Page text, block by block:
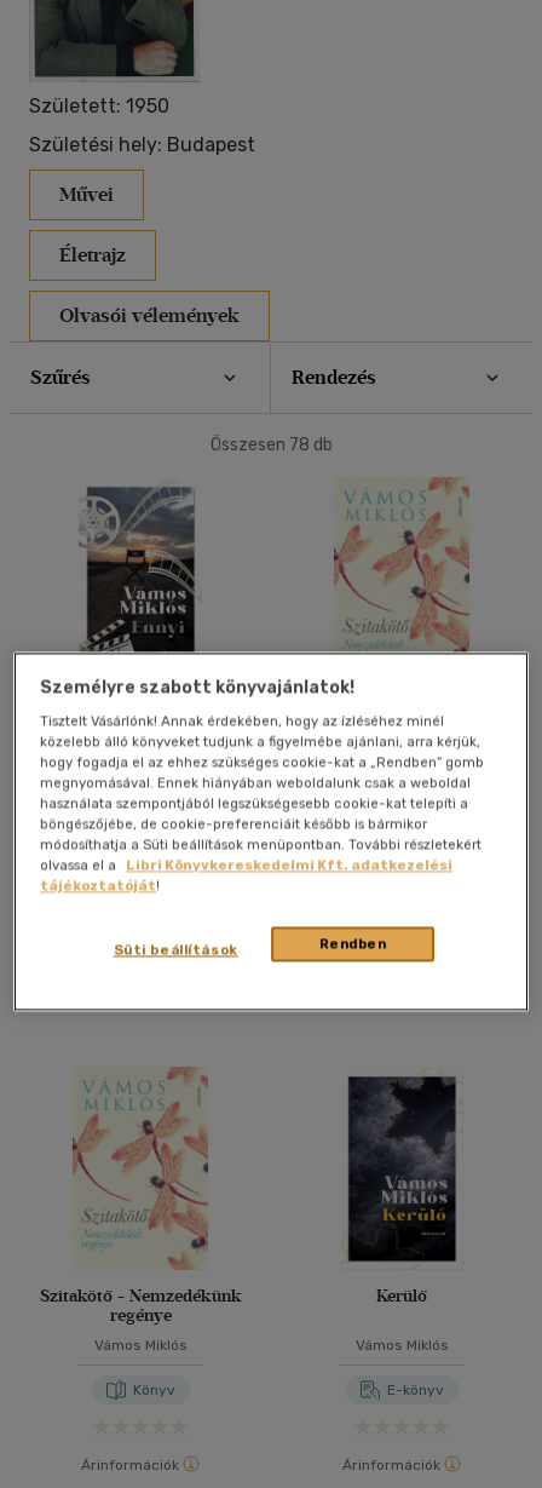
Született: 1950
Születési hely: Budapest
Művei
Életrajz
Olvasói vélemények
Szűrés Rendezés
40 db / oldal
Összesen 78 db
Vámos Miklós
Könyv
Kiadói ár: 5 499 Ft
Kosárba
regénye
Vámos Miklós
E-könyv
Árinformációk
Kosárba
Szitakötő - Nemzedékünk
regénye
Vámos Miklós
Könyv
Árinformációk
Kerülő
Vámos Miklós
E-könyv
Árinformációk
Személyre szabott könyvajánlatok!
Tisztelt Vásárlónk! Annak érdekében, hogy az ízléséhez minél
közelebb álló könyveket tudjunk a figyelmébe ajánlani, arra kérjük,
hogy fogadja el az ehhez szükséges cookie-kat a „Rendben” gomb
megnyomásával. Ennek hiányában weboldalunk csak a weboldal
használata szempontjából legszükségesebb cookie-kat telepíti a
böngészőjébe, de cookie-preferenciáit később is bármikor
módosíthatja a Süti beállítások menüpontban. További részletekért
olvassa el a
Libri Könyvkereskedelmi Kft. adatkezelési
tájékoztatóját!
Rendben
Süti beállítások